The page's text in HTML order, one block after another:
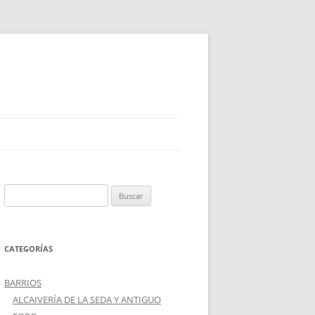
CATEGORÍAS
BARRIOS
ALCAIVERÍA DE LA SEDA Y ANTIGUO